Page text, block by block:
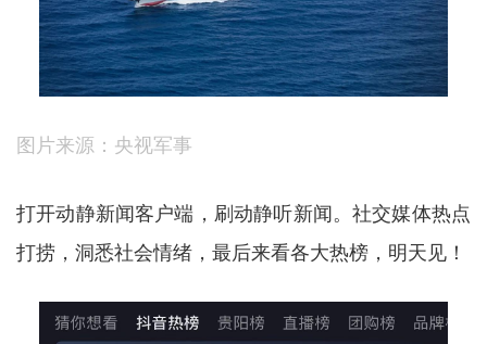
图片来源：央视军事
打开动静新闻客户端，刷动静听新闻。社交媒体热点
打捞，洞悉社会情绪，最后来看各大热榜，明天见！